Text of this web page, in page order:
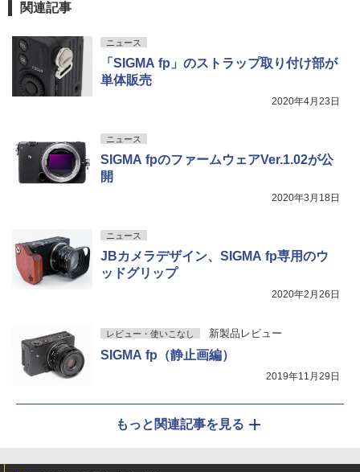
関連記事
ニュース
「SIGMA fp」のストラップ取り付け部が
単体販売
2020年4月23日
ニュース
SIGMA fpのファームウェアVer.1.02が公
開
2020年3月18日
ニュース
JBカメラデザイン、SIGMA fp専用のウ
ッドグリップ
2020年2月26日
レビュー・使いこなし 新製品レビュー
SIGMA fp（静止画編）
2019年11月29日
もっと関連記事を見る